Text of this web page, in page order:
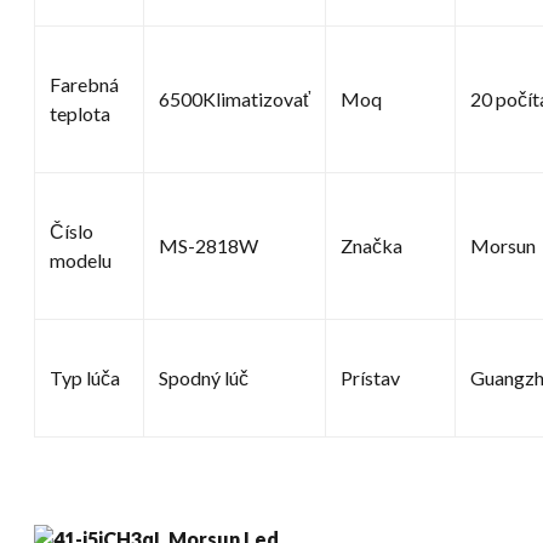
Farebná
teplota
6500Klimatizovať Moq 20
Číslo
modelu
MS-2818W Značka Morsun
Typ lúča Spodný lúč Prístav